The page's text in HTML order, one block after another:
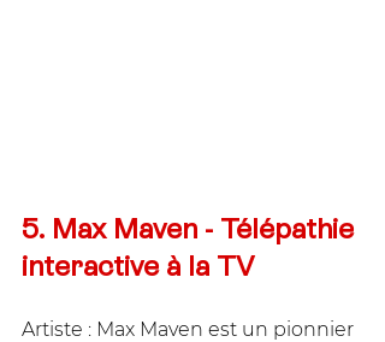
5. Max Maven - Télépathie
interactive à la TV
Artiste : Max Maven est un pionnier